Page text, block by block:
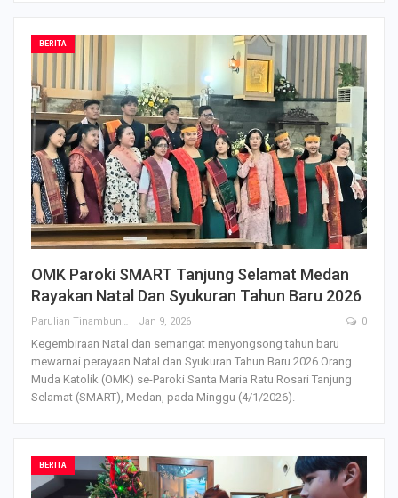
BERITA
OMK Paroki SMART Tanjung Selamat Medan
Rayakan Natal Dan Syukuran Tahun Baru 2026
Parulian Tinambunan Jan 9, 2026 0
Kegembiraan Natal dan semangat menyongsong tahun baru
mewarnai perayaan Natal dan Syukuran Tahun Baru 2026 Orang
Muda Katolik (OMK) se-Paroki Santa Maria Ratu Rosari Tanjung
Selamat (SMART), Medan, pada Minggu (4/1/2026).
BERITA